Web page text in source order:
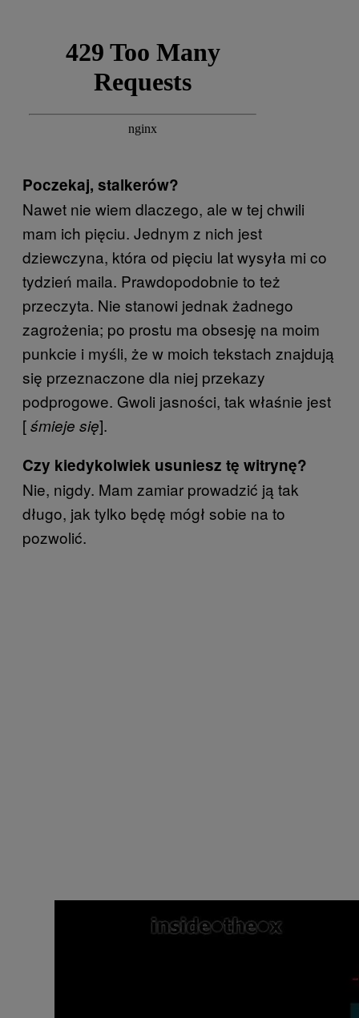
Poczekaj, stalkerów?
Nawet nie wiem dlaczego, ale w tej chwili
mam ich pięciu. Jednym z nich jest
dziewczyna, która od pięciu lat wysyła mi co
tydzień maila. Prawdopodobnie to też
przeczyta. Nie stanowi jednak żadnego
zagrożenia; po prostu ma obsesję na moim
punkcie i myśli, że w moich tekstach znajdują
się przeznaczone dla niej przekazy
podprogowe. Gwoli jasności, tak właśnie jest
[śmieje się].
Czy kiedykolwiek usuniesz tę witrynę?
Nie, nigdy. Mam zamiar prowadzić ją tak
długo, jak tylko będę mógł sobie na to
pozwolić.